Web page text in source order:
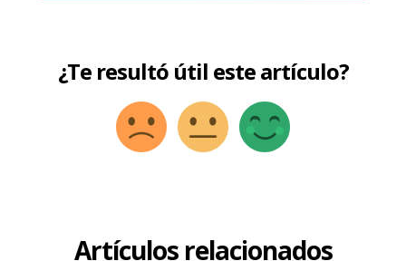
¿Te resultó útil este artículo?
Artículos relacionados